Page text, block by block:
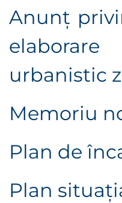
Anunţ
urbanistic
Memoriu
Plan de
Plan